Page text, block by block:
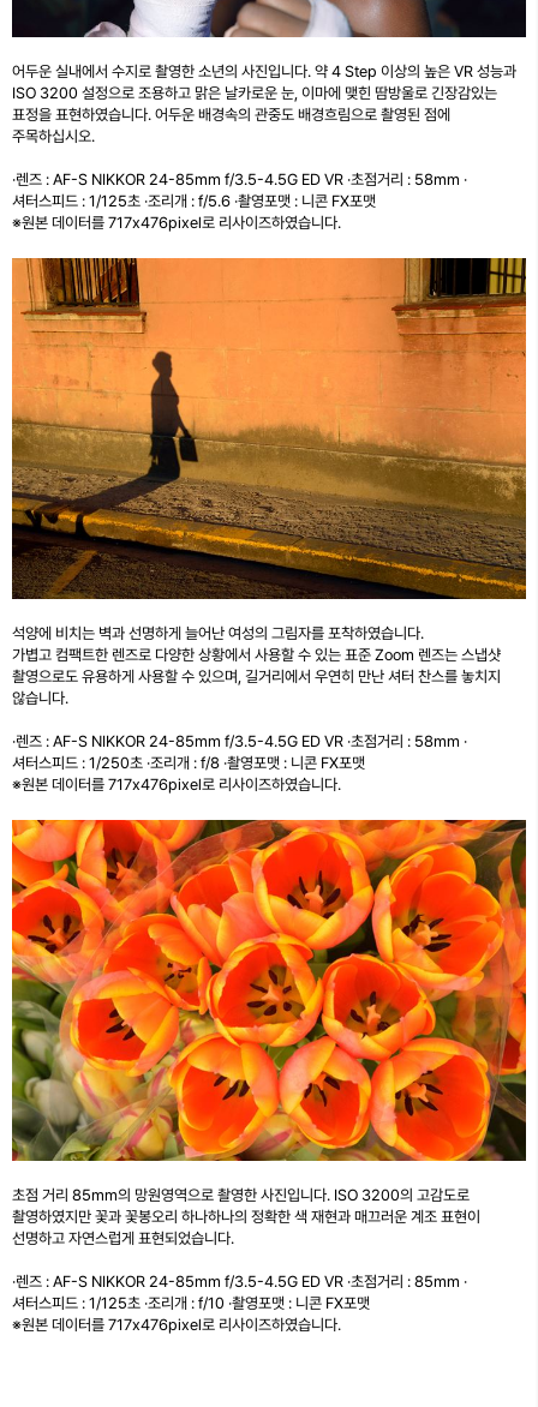
어두운 실내에서 수지로 촬영한 소년의 사진입니다. 약 4 Step 이상의 높은 VR 성능과
ISO 3200 설정으로 조용하고 맑은 날카로운 눈, 이마에 맺힌 땀방울로 긴장감있는
표정을 표현하였습니다. 어두운 배경속의 관중도 배경흐림으로 촬영된 점에
주목하십시오.
·렌즈 : AF-S NIKKOR 24-85mm f/3.5-4.5G ED VR ·초점거리 : 58mm ·
셔터스피드 : 1/125초 ·조리개 : f/5.6 ·촬영포맷 : 니콘 FX포맷
※원본 데이터를 717x476pixel로 리사이즈하였습니다.
석양에 비치는 벽과 선명하게 늘어난 여성의 그림자를 포착하였습니다.
가볍고 컴팩트한 렌즈로 다양한 상황에서 사용할 수 있는 표준 Zoom 렌즈는 스냅샷
촬영으로도 유용하게 사용할 수 있으며, 길거리에서 우연히 만난 셔터 찬스를 놓치지
않습니다.
·렌즈 : AF-S NIKKOR 24-85mm f/3.5-4.5G ED VR ·초점거리 : 58mm ·
셔터스피드 : 1/250초 ·조리개 : f/8 ·촬영포맷 : 니콘 FX포맷
※원본 데이터를 717x476pixel로 리사이즈하였습니다.
초점 거리 85mm의 망원영역으로 촬영한 사진입니다. ISO 3200의 고감도로
촬영하였지만 꽃과 꽃봉오리 하나하나의 정확한 색 재현과 매끄러운 계조 표현이
선명하고 자연스럽게 표현되었습니다.
·렌즈 : AF-S NIKKOR 24-85mm f/3.5-4.5G ED VR ·초점거리 : 85mm ·
셔터스피드 : 1/125초 ·조리개 : f/10 ·촬영포맷 : 니콘 FX포맷
※원본 데이터를 717x476pixel로 리사이즈하였습니다.